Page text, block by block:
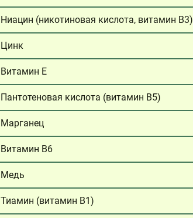
Ниацин (никотиновая кислота, витамин B3)
Цинк
Витамин E
Пантотеновая кислота (витамин B5)
Марганец
Витамин B6
Медь
Тиамин (витамин B1)